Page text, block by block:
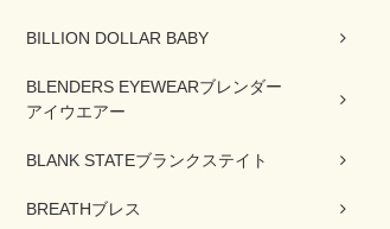
BILLION DOLLAR BABY
BLENDERS EYEWEARブレンダー
アイウエアー
BLANK STATEブランクステイト
BREATHブレス